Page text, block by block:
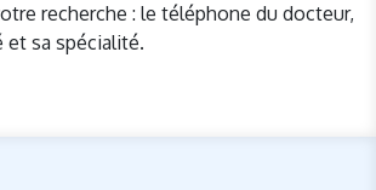
recherche : le téléphone du docteur,
sa spécialité.